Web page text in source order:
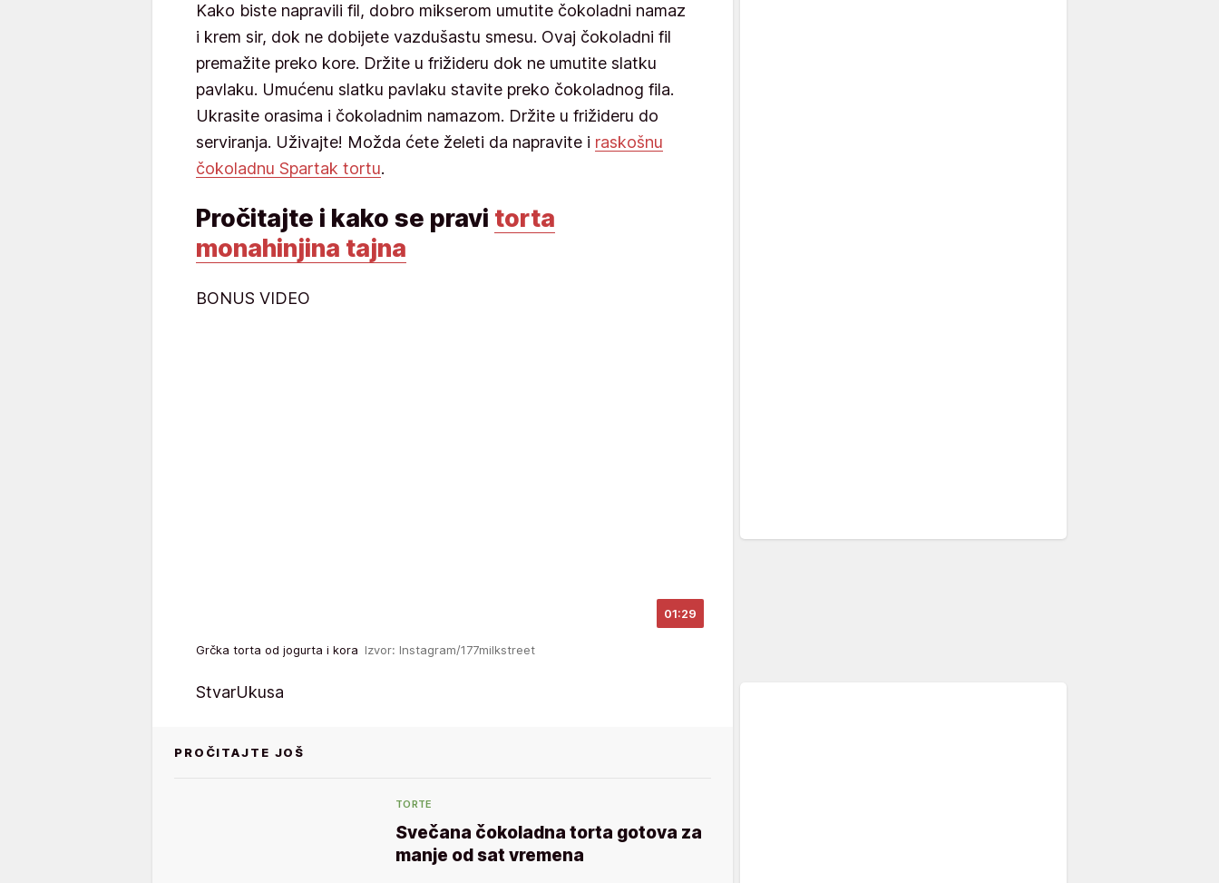
Kako biste napravili fil, dobro mikserom umutite čokoladni namaz
i krem sir, dok ne dobijete vazdušastu smesu. Ovaj čokoladni fil
premažite preko kore. Držite u frižideru dok ne umutite slatku
pavlaku. Umućenu slatku pavlaku stavite preko čokoladnog fila.
Ukrasite orasima i čokoladnim namazom. Držite u frižideru do
serviranja. Uživajte! Možda ćete želeti da napravite i raskošnu
čokoladnu Spartak tortu.
Pročitajte i kako se pravi torta
monahinjina tajna
BONUS VIDEO
01:29
Grčka torta od jogurta i kora Izvor: Instagram/177milkstreet
StvarUkusa
PROČITAJTE JOŠ
TORTE
Svečana čokoladna torta gotova za
manje od sat vremena